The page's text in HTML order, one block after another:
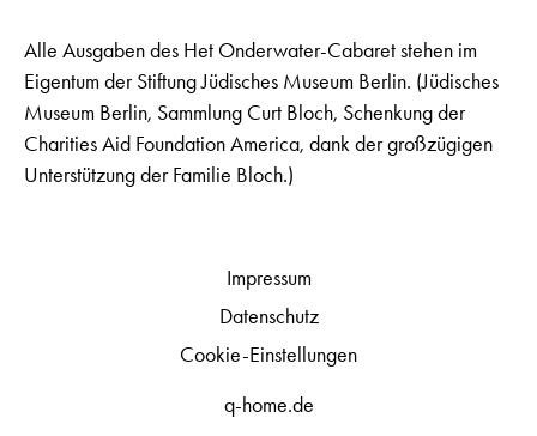
Alle Ausgaben des Het Onderwater-Cabaret stehen im
Eigentum der Stiftung Jüdisches Museum Berlin. (Jüdisches
Museum Berlin, Sammlung Curt Bloch, Schenkung der
Charities Aid Foundation America, dank der großzügigen
Unterstützung der Familie Bloch.)
q-home.de
Impressum
Datenschutz
Cookie-Einstellungen